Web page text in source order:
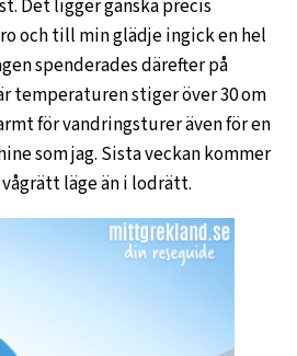
Det ligger ganska precis
och till min glädje ingick en hel
spenderades därefter på
temperaturen stiger över 30 om
för vandringsturer även för en
som jag. Sista veckan kommer
läge än i lodrätt.